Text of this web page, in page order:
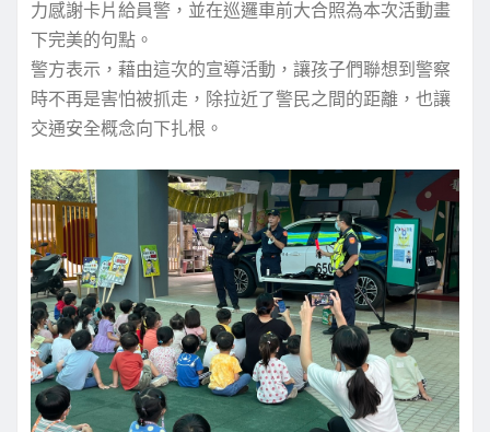
力感謝卡片給員警，並在巡邏車前大合照為本次活動畫
下完美的句點。
警方表示，藉由這次的宣導活動，讓孩子們聯想到警察
時不再是害怕被抓走，除拉近了警民之間的距離，也讓
交通安全概念向下扎根。